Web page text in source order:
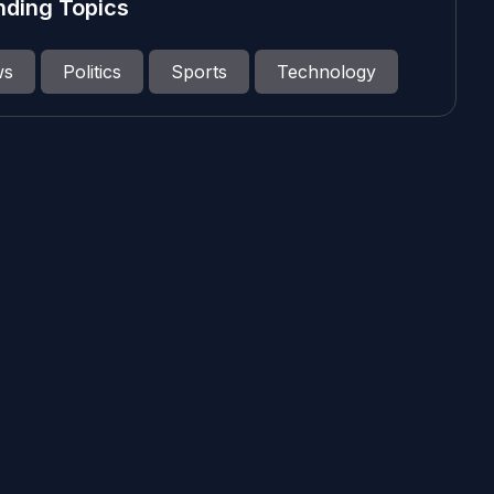
Topics
Politics Sports Technology